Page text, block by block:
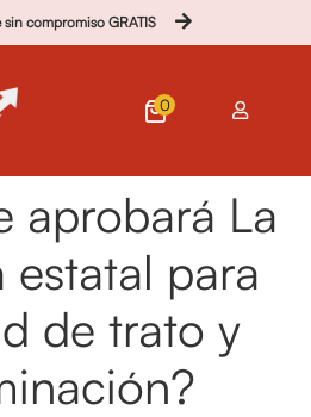
sin compromiso GRATIS
0
aprobará La
estatal para
de trato y